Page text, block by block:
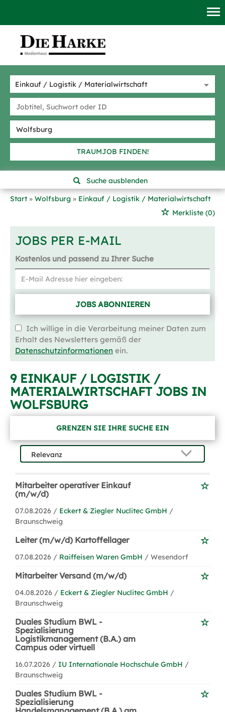
TRAUMJOB FINDEN!
Suche ausblenden
Start
Wolfsburg
Einkauf / Logistik / Materialwirtschaft
Merkliste (0)
JOBS PER E-MAIL
Kostenlos und passend zu Ihrer Suche
JOBS ABONNIEREN
Ich willige in die Verarbeitung meiner Daten zum
Erhalt des Newsletters gemäß der
Datenschutzinformationen ein.
9 EINKAUF / LOGISTIK /
MATERIALWIRTSCHAFT JOBS IN
WOLFSBURG
GRENZEN SIE IHRE SUCHE EIN
Mitarbeiter operativer Einkauf
(m/w/d)
07.08.2026 / Eckert & Ziegler Nuclitec GmbH /
Braunschweig
Leiter (m/w/d) Kartoffellager
07.08.2026 / Raiffeisen Waren GmbH / Wesendorf
Mitarbeiter Versand (m/w/d)
04.08.2026 / Eckert & Ziegler Nuclitec GmbH /
Braunschweig
Duales Studium BWL -
Spezialisierung
Logistikmanagement (B.A.) am
Campus oder virtuell
16.07.2026 / IU Internationale Hochschule GmbH /
Braunschweig
Duales Studium BWL -
Spezialisierung